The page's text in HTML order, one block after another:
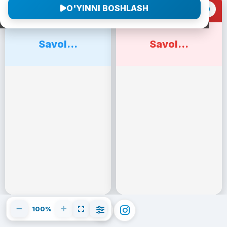
O'YINNI BOSHLASH
0
Savol...
2-Jamoa 0
Savol...
100%